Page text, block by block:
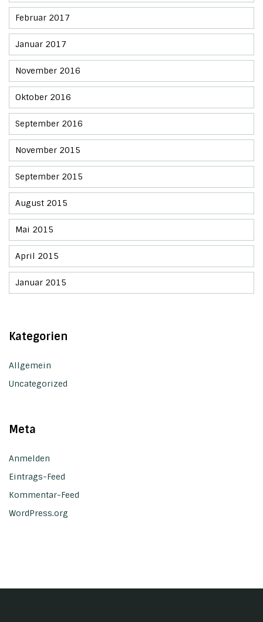
Februar 2017
Januar 2017
November 2016
Oktober 2016
September 2016
November 2015
September 2015
August 2015
Mai 2015
April 2015
Januar 2015
Kategorien
Allgemein
Uncategorized
Meta
Anmelden
Eintrags-Feed
Kommentar-Feed
WordPress.org